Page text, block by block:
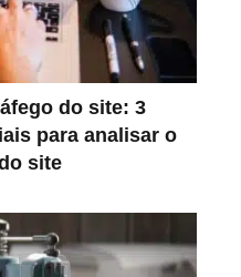
do site: 3
para analisar o
site